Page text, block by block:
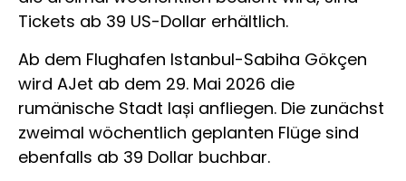
Tickets ab 39 US-Dollar erhältlich.
Ab dem Flughafen Istanbul-Sabiha Gökçen
wird AJet ab dem 29. Mai 2026 die
rumänische Stadt Iași anfliegen. Die zunächst
zweimal wöchentlich geplanten Flüge sind
ebenfalls ab 39 Dollar buchbar.